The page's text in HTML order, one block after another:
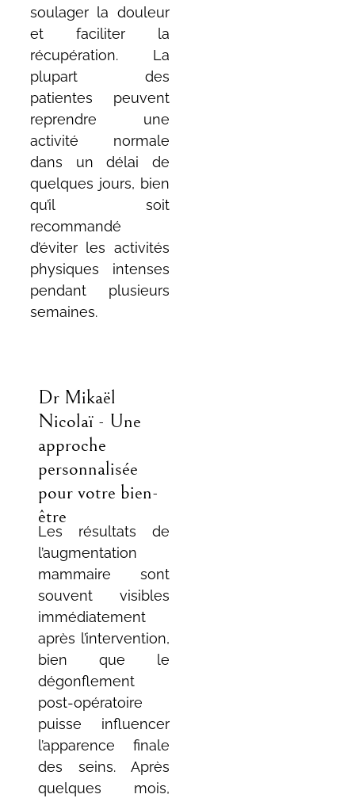
soulager la douleur
et faciliter la
récupération. La
plupart des
patientes peuvent
reprendre une
activité normale
dans un délai de
quelques jours, bien
qu’il soit
recommandé
d’éviter les activités
physiques intenses
pendant plusieurs
semaines.
Dr Mikaël
Nicolaï - Une
approche
personnalisée
pour votre bien-
être
Les résultats de
l’augmentation
mammaire sont
souvent visibles
immédiatement
après l’intervention,
bien que le
dégonflement
post-opératoire
puisse influencer
l’apparence finale
des seins. Après
quelques mois,